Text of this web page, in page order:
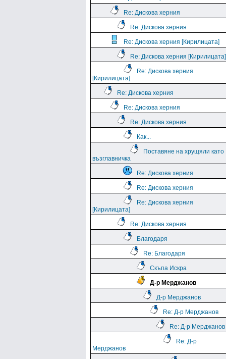
Re: Дискова херния
Re: Дискова херния
Re: Дискова херния [Кирилицата]
Re: Дискова херния [Кирилицата]
Re: Дискова херния
[Кирилицата]
Re: Дискова херния
Re: Дискова херния
Re: Дискова херния
Как...
Поставяне на хрущяли като
възглавничка
Re: Дискова херния
Re: Дискова херния
Re: Дискова херния
[Кирилицата]
Re: Дискова херния
Благодаря
Re: Благодаря
Скъпа Искра
Д-р Мерджанов
Д-р Мерджанов
Re: Д-р Мерджанов
Re: Д-р Мерджанов
Re: Д-р
Мерджанов